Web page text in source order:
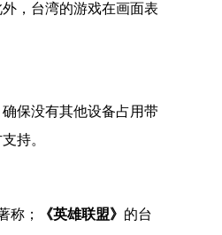
，台湾的游戏在画面表
保没有其他设备占用带
持。
称； 《英雄联盟》 的台